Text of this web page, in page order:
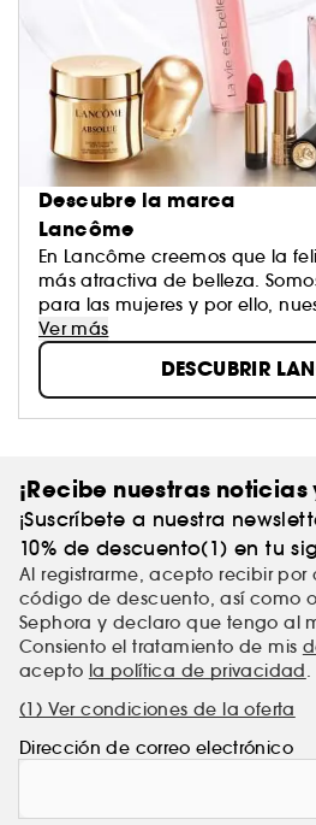
Descubre la marca
Lancôme
En Lancôme creemos que la
más atractiva de belleza.
para las mujeres y por ello,
hacerlas libres, auténticas y
Creemos que la belleza no
imposición, sino la expresión
cada mujer tiene para ser ella
Lancôme, potenciamos esa
Ver más
DESCUBRIR
¡Recibe nuestras
¡Suscríbete a nuestra
10% de descuento(1) en tu
Al registrarme, acepto recibir por
código de descuento, así como
Sephora y declaro que tengo al
Consiento el tratamiento de mis
acepto la política de privacidad.
(1) Ver condiciones de la oferta
Dirección de correo electrónico